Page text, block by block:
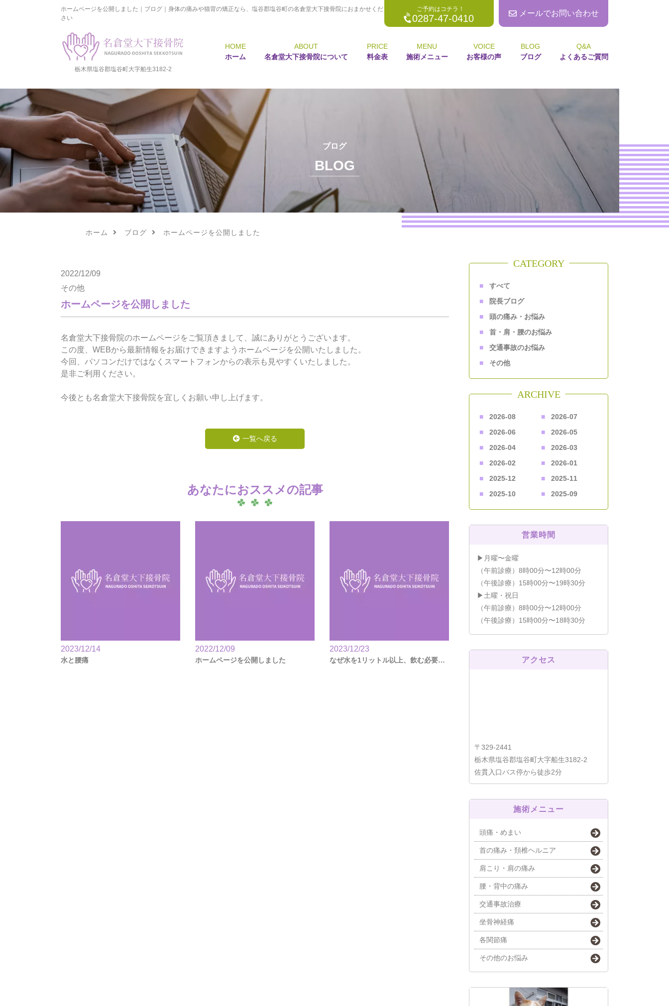
ホームページを公開しました｜ブログ｜身体の痛みや猫背の矯正なら、塩谷郡塩谷町の名倉堂大下接骨院におまかせくだ
さい
ご予約はコチラ！
0287-47-0410 メールでお問い合わせ
栃木県塩谷郡塩谷町大字船生3182-2
HOME
ホーム
ABOUT
名倉堂大下接骨院について
PRICE
料金表
MENU
施術メニュー
VOICE
お客様の声
BLOG
ブログ
Q&A
よくあるご質問
ブログ
BLOG
ホーム ブログ ホームページを公開しました
2022/12/09
その他
ホームページを公開しました
名倉堂大下接骨院のホームページをご覧頂きまして、誠にありがとうございます。
この度、WEBから最新情報をお届けできますようホームページを公開いたしました。
今回、パソコンだけではなくスマートフォンからの表示も見やすくいたしました。
是非ご利用ください。
今後とも名倉堂大下接骨院を宜しくお願い申し上げます。
一覧へ戻る
あなたにおススメの記事
2023/12/14
水と腰痛
2022/12/09
ホームページを公開しました
2023/12/23
なぜ水を1リットル以上、飲む必要があるの？
CATEGORY
すべて
院長ブログ
頭の痛み・お悩み
首・肩・腰のお悩み
交通事故のお悩み
その他
ARCHIVE
2026-08
2026-07
2026-06
2026-05
2026-04
2026-03
2026-02
2026-01
2025-12
2025-11
2025-10
2025-09
営業時間
▶月曜〜金曜
（午前診療）8時00分〜12時00分
（午後診療）15時00分〜19時30分
▶土曜・祝日
（午前診療）8時00分〜12時00分
（午後診療）15時00分〜18時30分
アクセス
〒329-2441
栃木県塩谷郡塩谷町大字船生3182-2
佐貫入口バス停から徒歩2分
施術メニュー
頭痛・めまい
首の痛み・頚椎ヘルニア
肩こり・肩の痛み
腰・背中の痛み
交通事故治療
坐骨神経痛
各関節痛
その他のお悩み